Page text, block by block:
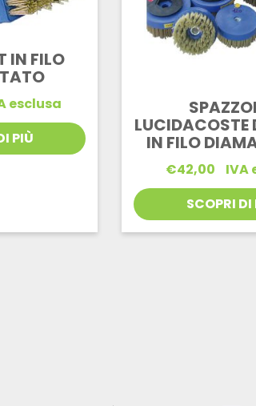
IN FILO
esclusa
PIÙ
IN FILO
€42,00
IVA
SCOPRI DI